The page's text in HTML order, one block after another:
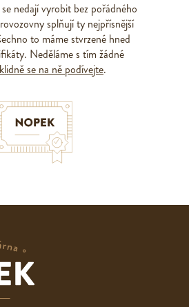
nedají vyrobit bez pořádného
splňují ty nejpřísnější
to máme stvrzené hned
Neděláme s tím žádné
klidně se na ně podívejte.